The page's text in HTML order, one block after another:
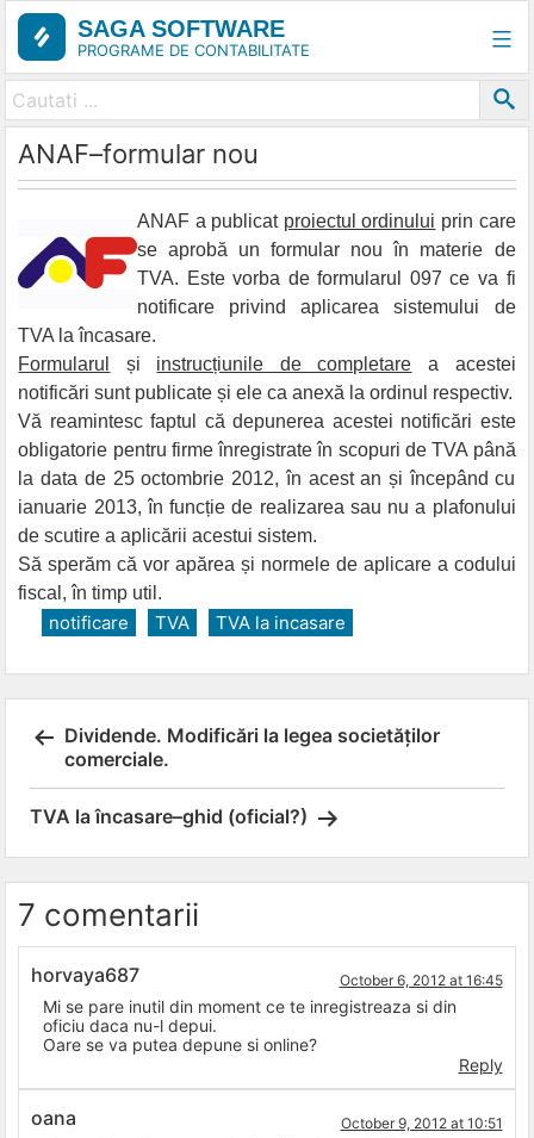
Skip
content
SAGA SOFTWARE
PROGRAME DE CONTABILITATE
ANAF–formular nou
ANAF a publicat proiectul ordinului prin care
se aprobă un formular nou în materie de
TVA. Este vorba de formularul 097 ce va fi
notificare privind aplicarea sistemului de
TVA la încasare.
Formularul
și instrucțiunile de completare a acestei
notificări sunt publicate și ele ca anexă la ordinul respectiv.
Vă reamintesc faptul că depunerea acestei notificări este
obligatorie pentru firme înregistrate în scopuri de TVA până
la data de 25 octombrie 2012, în acest an și începând cu
ianuarie 2013, în funcție de realizarea sau nu a plafonului
de scutire a aplicării acestui sistem.
Să sperăm că vor apărea și normele de aplicare a codului
fiscal, în timp util.
notificare TVA TVA la incasare
Post
navigation
Dividende. Modificări la legea societăților
comerciale.
TVA la încasare–ghid (oficial?)
7 comentarii
horvaya687 October 6, 2012 at 16:45
Mi se pare inutil din moment ce te inregistreaza si din
oficiu daca nu-l depui.
Oare se va putea depune si online?
Reply
oana October 9, 2012 at 10:51